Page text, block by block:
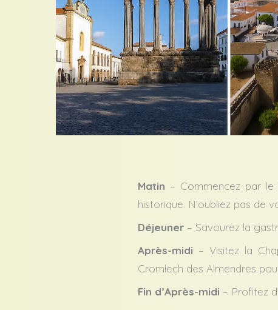
Matin – Commencez par le
historique. N’oubliez pas de
Déjeuner – Savourez la
Après-midi – Visitez la
Cromlech des Almendres
Fin d’Après-midi – Profitez